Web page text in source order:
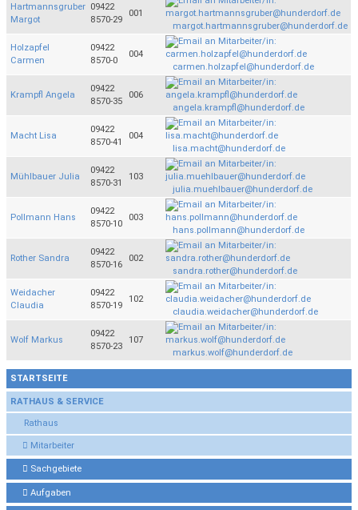
STARTSEITE
RATHAUS & SERVICE
Rathaus
Mitarbeiter
Sachgebiete
Aufgaben
Hartmannsgruber
Margot
09422
8570-29
001
margot.hartmannsgruber@hunderdorf.de
Holzapfel
Carmen
09422
8570-0
004
carmen.holzapfel@hunderdorf.de
Krampfl Angela
09422
8570-35
006
angela.krampfl@hunderdorf.de
Macht Lisa
09422
8570-41
004
lisa.macht@hunderdorf.de
Mühlbauer Julia
09422
8570-31
103
julia.muehlbauer@hunderdorf.de
Pollmann Hans
09422
8570-10
003
hans.pollmann@hunderdorf.de
Rother Sandra
09422
8570-16
002
sandra.rother@hunderdorf.de
Weidacher
Claudia
09422
8570-19
102
claudia.weidacher@hunderdorf.de
Wolf Markus
09422
8570-23
107
markus.wolf@hunderdorf.de